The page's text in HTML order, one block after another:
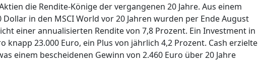
die Rendite-Könige der vergangenen 20 Jahre. Aus einem
in den MSCI World vor 20 Jahren wurden per Ende August
einer annualisierten Rendite von 7,8 Prozent. Ein Investment in
knapp 23.000 Euro, ein Plus von jährlich 4,2 Prozent. Cash erzielte
einem bescheidenen Gewinn von 2.460 Euro über 20 Jahre